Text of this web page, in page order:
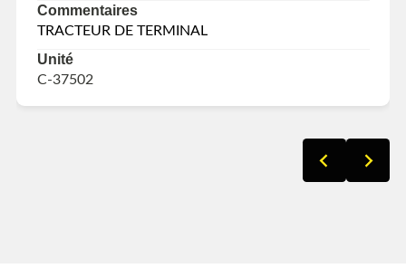
Commentaires
TRACTEUR DE TERMINAL
Unité
C-37502